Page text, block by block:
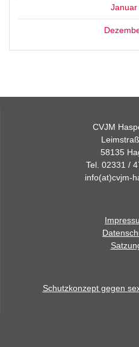
Januar
CVJM
58135
Tel. 02331 /
info(at)cvjm-
Schutzkonzept gegen